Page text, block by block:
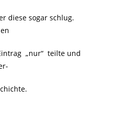
diese sogar schlug.
„nur“ teilte und